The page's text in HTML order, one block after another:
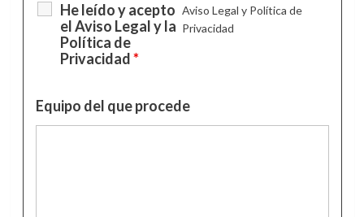
He leído y acepto
el Aviso Legal y la
Política de
Privacidad*
Aviso Legal y Política de
Privacidad
Equipo del que procede